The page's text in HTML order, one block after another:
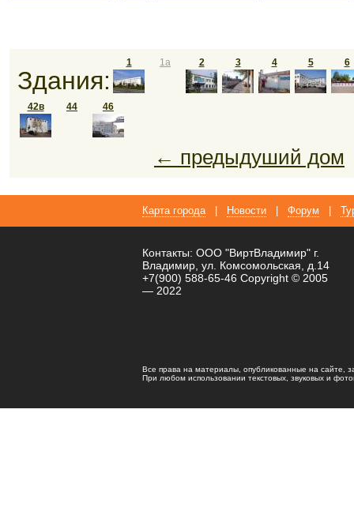
Здания:
1 1а 2 3 4 5 6
42в 44 46
← предыдуший дом
Карта города Новости Форум
Контакты: ООО "ВиртВладимир" г.
Владимир, ул. Комсомольская, д.14
+7(900) 588-65-46 Copyright © 2005
— 2022
Все права на материалы, опубликованные на сайте,
При любом использовании текстовых, звуковых и